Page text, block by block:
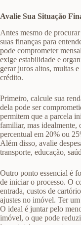
Avalie Sua Situação
Antes mesmo de
suas finanças para
pode comprometer
exige estabilidade e
gerar juros altos, multas
crédito.
Primeiro, calcule sua
dela pode ser
permitem que a parcela
familiar, mas idealmente,
percentual em 20% ou
Além disso, avalie
transporte, educação,
Outro ponto essencial é
de iniciar o processo. O
entrada, custos de
ajustes no imóvel. Ter
O ideal é juntar pelo
imóvel, o que pode